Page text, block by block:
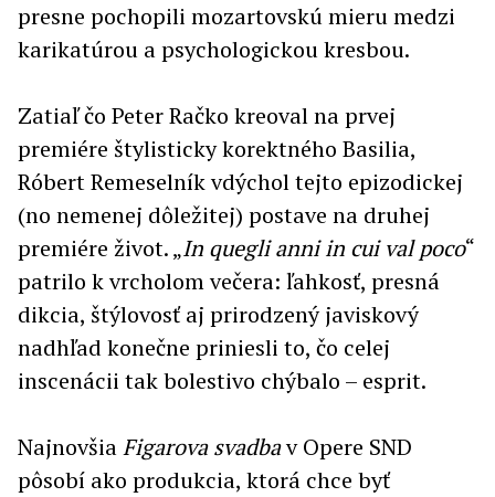
presne pochopili mozartovskú mieru medzi
karikatúrou a psychologickou kresbou.
Zatiaľ čo Peter Račko kreoval na prvej
premiére štylisticky korektného Basilia,
Róbert Remeselník vdýchol tejto epizodickej
(no nemenej dôležitej) postave na druhej
premiére život. „In quegli anni in cui val poco“
patrilo k vrcholom večera: ľahkosť, presná
dikcia, štýlovosť aj prirodzený javiskový
nadhľad konečne priniesli to, čo celej
inscenácii tak bolestivo chýbalo – esprit.
NajnovšiaFigarova svadbav Opere SND
pôsobí ako produkcia, ktorá chce byť